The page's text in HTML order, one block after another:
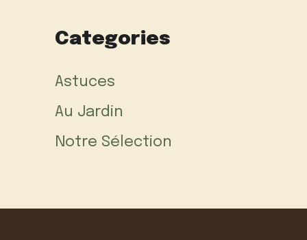
Categories
Astuces
Au Jardin
Notre Sélection